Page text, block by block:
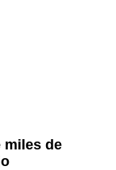
miles de